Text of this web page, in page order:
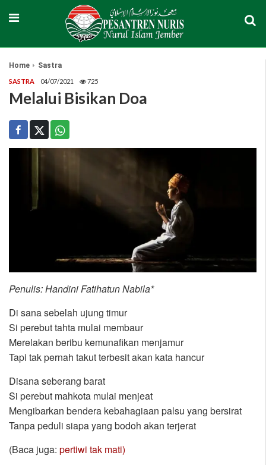
Home Sastra
SASTRA 04/07/2021 725
Melalui Bisikan Doa
Penulis: Handini Fatihatun Nabila*
Di sana sebelah ujung timur
Si perebut tahta mulai membaur
Merelakan beribu kemunafikan menjamur
Tapi tak pernah takut terbesit akan kata hancur
Disana seberang barat
Si perebut mahkota mulai menjeat
Mengibarkan bendera kebahagiaan palsu yang bersirat
Tanpa peduli siapa yang bodoh akan terjerat
(Baca juga: pertiwi tak mati)